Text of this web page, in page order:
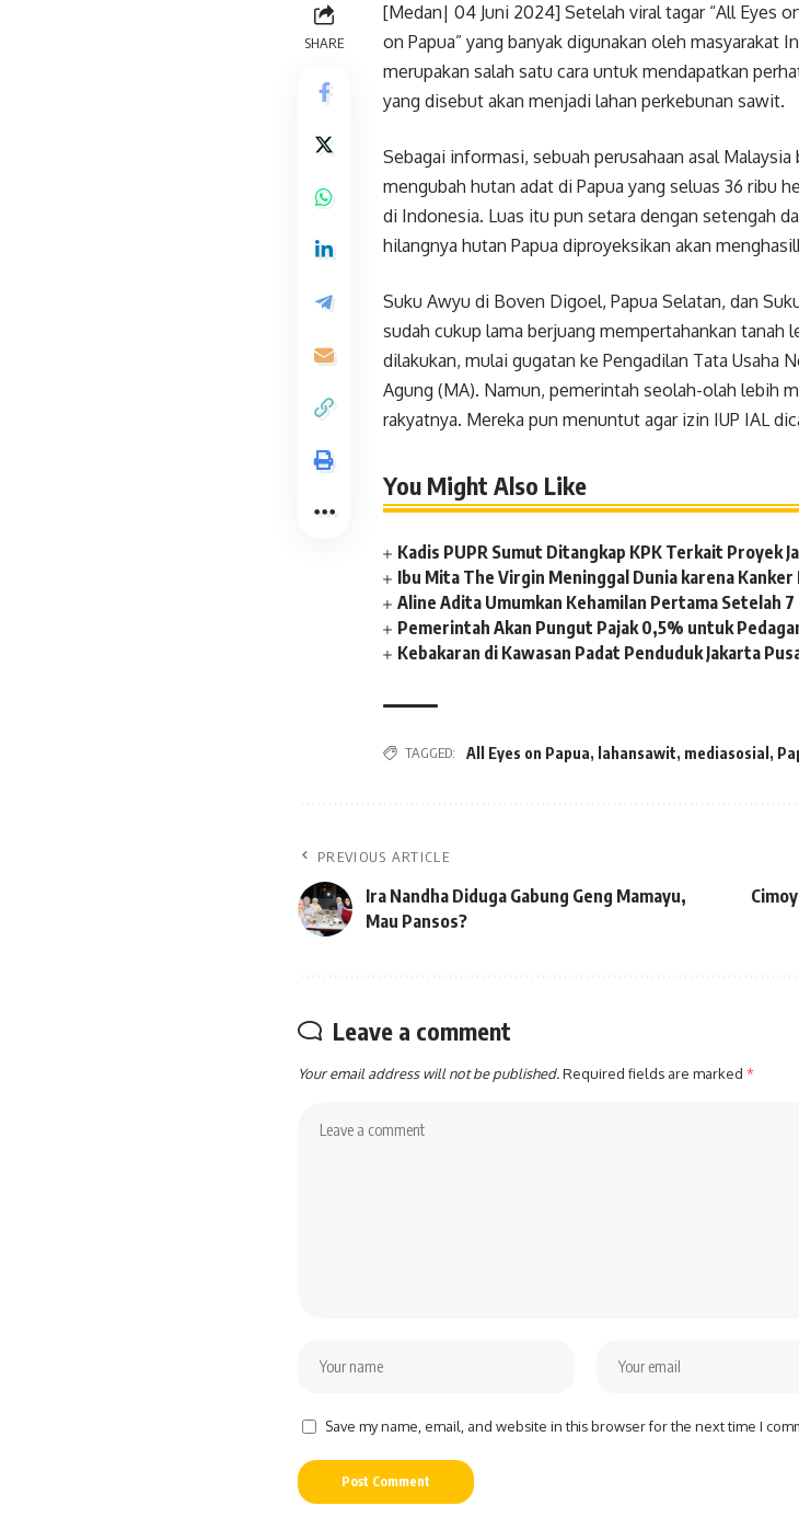
SHARE
[Medan| 04 Juni 2024] Setelah viral tagar “All Eyes
on Papua” yang banyak digunakan oleh masyarakat
merupakan salah satu cara untuk mendapatkan
yang disebut akan menjadi lahan perkebunan sawit.
Sebagai informasi, sebuah perusahaan asal
mengubah hutan adat di Papua yang seluas 36 ribu
di Indonesia. Luas itu pun setara dengan setengah
hilangnya hutan Papua diproyeksikan akan
Suku Awyu di Boven Digoel, Papua Selatan, dan
sudah cukup lama berjuang mempertahankan tanah
dilakukan, mulai gugatan ke Pengadilan Tata Usaha
Agung (MA). Namun, pemerintah seolah-olah lebih
rakyatnya. Mereka pun menuntut agar izin IUP IAL
You Might Also Like
Kadis PUPR Sumut Ditangkap KPK Terkait Proyek
Ibu Mita The Virgin Meninggal Dunia karena Kanker
Aline Adita Umumkan Kehamilan Pertama Setelah
Pemerintah Akan Pungut Pajak 0,5% untuk
Kebakaran di Kawasan Padat Penduduk Jakarta
TAGGED: All Eyes on Papua, lahansawit, mediasosial ,
PREVIOUS ARTICLE
Ira Nandha Diduga Gabung Geng Mamayu,
Mau Pansos?
Leave a comment
Your email address will not be published.Required fields are marked *
Save my name, email, and website in this browser for the next time I